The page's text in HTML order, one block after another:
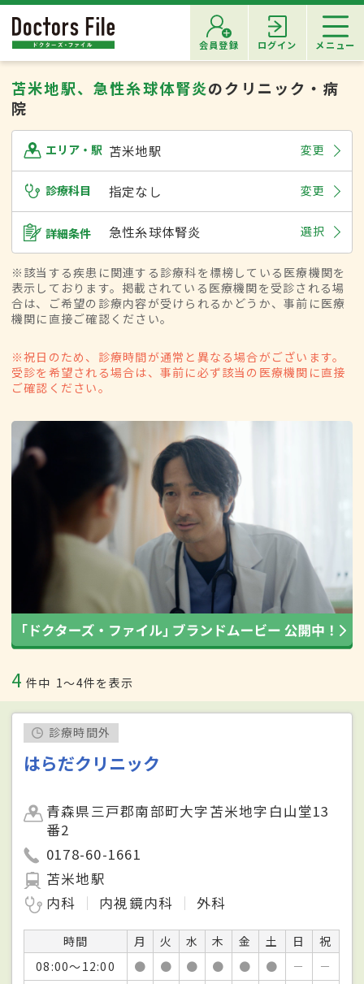
会員登録 ログイン メニュー
苫米地駅、急性糸球体腎炎のクリニック・病
院
エリア・駅 苫米地駅 変更
診療科目 指定なし 変更
詳細条件 急性糸球体腎炎 選択
※該当する疾患に関連する診療科を標榜している医療機関を
表示しております。掲載されている医療機関を受診される場
合は、ご希望の診療内容が受けられるかどうか、事前に医療
機関に直接ご確認ください。
※祝日のため、診療時間が通常と異なる場合がございます。
受診を希望される場合は、事前に必ず該当の医療機関に直接
ご確認ください。
4 件中 1〜4件を表示
診療時間外
はらだクリニック
青森県三戸郡南部町大字苫米地字白山堂13
番2
0178-60-1661
苫米地駅
内科
内視鏡内科 外科
時間 月 火 水 木 金 土 日
祝
08:00～12:00
● ● ● ● ● ● －
－